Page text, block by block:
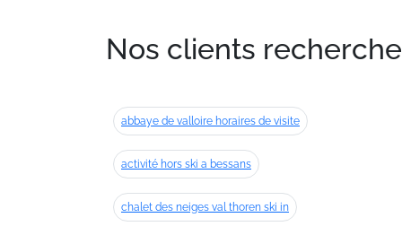
Nos clients
abbaye de valloire horaires de visite
activité hors ski a bessans
chalet des neiges val thoren ski in